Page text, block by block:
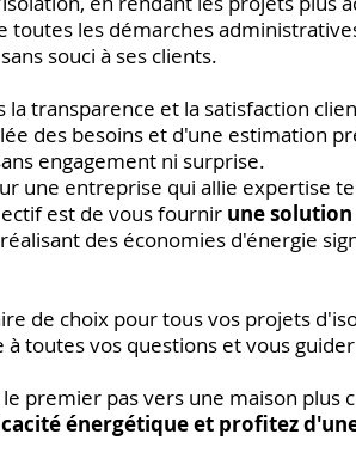
toutes les démarches
souci à ses clients.
transparence et la satisfaction
des besoins et d'une estimation
engagement ni surprise.
une entreprise qui allie expertise
est de vous fournir une
des économies d'énergie
de choix pour tous vos projets
toutes vos questions et vous
premier pas vers une maison plus
énergétique et profitez